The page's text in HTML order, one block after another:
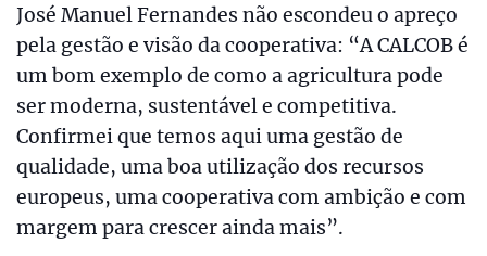
José Manuel Fernandes não escondeu o apreço
pela gestão e visão da cooperativa: “A CALCOB é
um bom exemplo de como a agricultura pode
ser moderna, sustentável e competitiva.
Confirmei que temos aqui uma gestão de
qualidade, uma boa utilização dos recursos
europeus, uma cooperativa com ambição e com
margem para crescer ainda mais”.